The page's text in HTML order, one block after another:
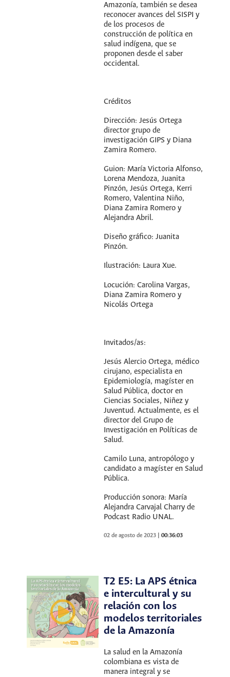
Amazonía, también se desea
reconocer avances del SISPI y
de los procesos de
construcción de política en
salud indígena, que se
proponen desde el saber
occidental.
Créditos
Dirección: Jesús Ortega
director grupo de
investigación GIPS y Diana
Zamira Romero.
Guion: María Victoria Alfonso,
Lorena Mendoza, Juanita
Pinzón, Jesús Ortega, Kerri
Romero, Valentina Niño,
Diana Zamira Romero y
Alejandra Abril.
Diseño gráfico: Juanita
Pinzón.
Ilustración: Laura Xue.
Locución: Carolina Vargas,
Diana Zamira Romero y
Nicolás Ortega
Invitados/as:
Jesús Alercio Ortega, médico
cirujano, especialista en
Epidemiología, magíster en
Salud Pública, doctor en
Ciencias Sociales, Niñez y
Juventud. Actualmente, es el
director del Grupo de
Investigación en Políticas de
Salud.
Camilo Luna, antropólogo y
candidato a magíster en Salud
Pública.
Producción sonora: María
Alejandra Carvajal Charry de
Podcast Radio UNAL.
02 de agosto de 2023 |00:36:03
T2 E5: La APS étnica
e intercultural y su
relación con los
modelos territoriales
de la Amazonía
La salud en la Amazonía
colombiana es vista de
manera integral y se